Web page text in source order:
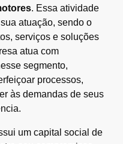
. Essa atividade
atuação, sendo o
serviços e soluções
atua com
segmento,
processos,
às demandas de seus
um capital social de